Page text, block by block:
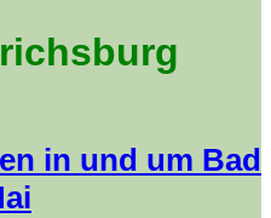
in und um Bad